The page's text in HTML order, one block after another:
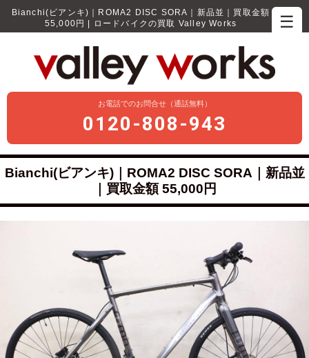
☰
Bianchi(ビアンキ)｜ROMA2 DISC SORA｜新品並｜買取金額
55,000円 | ロードバイクの買取 Valley Works
お電話でのお問合せ（通話無料）
0120-808-943
Bianchi(ビアンキ)｜ROMA2 DISC SORA｜新品並
｜買取金額 55,000円